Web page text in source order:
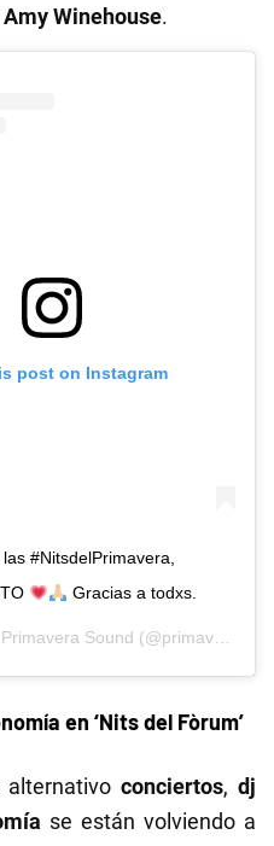
Winehouse.
post on Instagram
#NitsdelPrimavera,
Gracias a todxs.
Primavera Sound (@primavera_sound) on
en ‘Nits del Fòrum’
alternativoconciertos,dj
se están volviendo a